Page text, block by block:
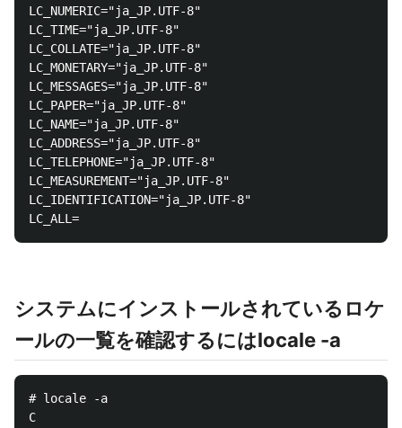
LC_NUMERIC="ja_JP.UTF-8"
LC_TIME="ja_JP.UTF-8"
LC_COLLATE="ja_JP.UTF-8"
LC_MONETARY="ja_JP.UTF-8"
LC_MESSAGES="ja_JP.UTF-8"
LC_PAPER="ja_JP.UTF-8"
LC_NAME="ja_JP.UTF-8"
LC_ADDRESS="ja_JP.UTF-8"
LC_TELEPHONE="ja_JP.UTF-8"
LC_MEASUREMENT="ja_JP.UTF-8"
LC_IDENTIFICATION="ja_JP.UTF-8"
システムにインストールされているロケ
ールの一覧を確認するにはlocale -a
# locale -a
C